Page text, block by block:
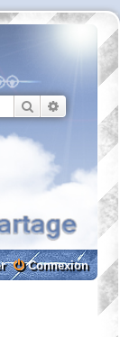
Rechercher
Connexion